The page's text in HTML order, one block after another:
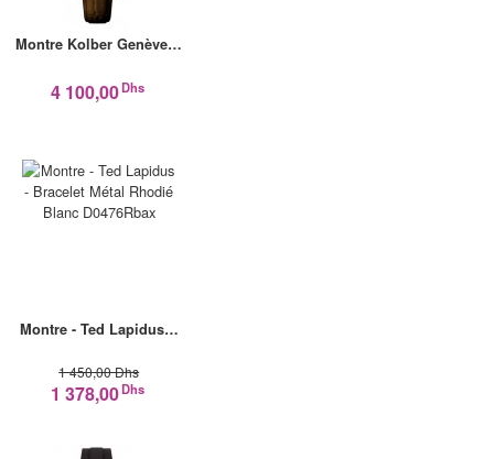
Montre Kolber Genève…
4 100,00Dhs
Montre - Ted Lapidus…
1 450,00 Dhs
1 378,00Dhs